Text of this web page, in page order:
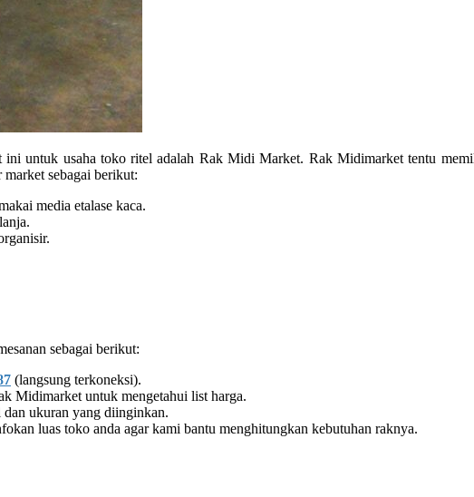
ini untuk usaha toko ritel adalah Rak Midi Market. Rak Midimarket tentu
sebagai berikut:
media etalase kaca.
sebagai berikut:
(langsung terkoneksi).
Midimarket untuk mengetahui list harga.
dan ukuran yang diinginkan.
luas toko anda agar kami bantu menghitungkan kebutuhan raknya.